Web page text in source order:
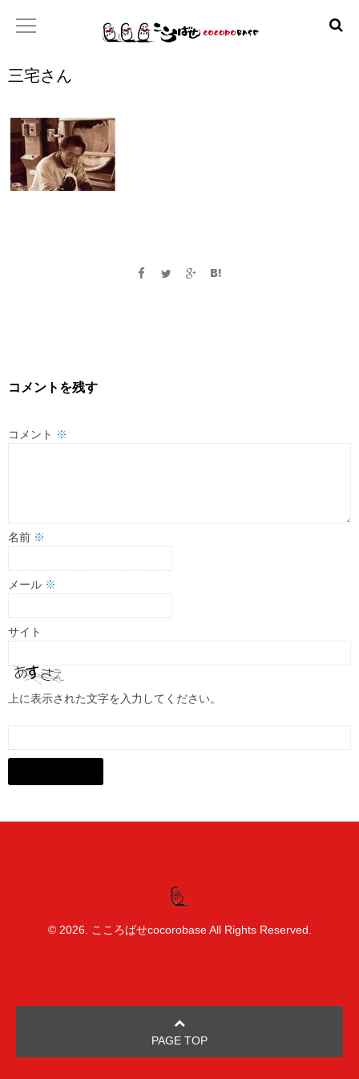
こころばせ
製品
三宅さん
コメントを残す
コメント ※
名前 ※
メール ※
サイト
上に表示された文字を入力してください。
© 2026. こころばせcocorobase All Rights Reserved.
PAGE TOP